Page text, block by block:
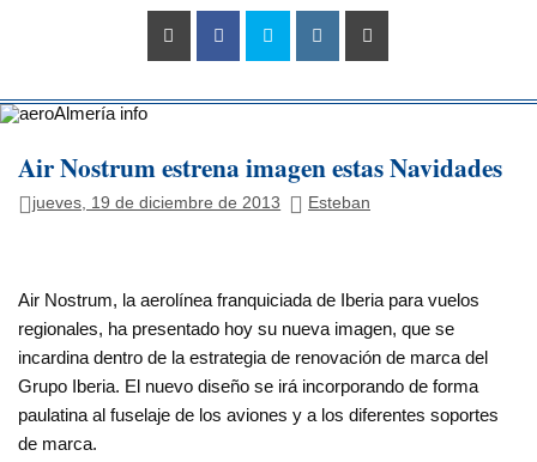
Tu portal sobre el aeropuerto de Almería
Air Nostrum estrena imagen estas Navidades
jueves, 19 de diciembre de 2013 Esteban
Air Nostrum, la aerolínea franquiciada de Iberia para vuelos
regionales, ha presentado hoy su nueva imagen, que se
incardina dentro de la estrategia de renovación de marca del
Grupo Iberia. El nuevo diseño se irá incorporando de forma
paulatina al fuselaje de los aviones y a los diferentes soportes
de marca.